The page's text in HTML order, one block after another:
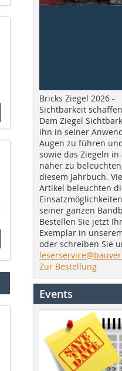
Bricks Ziegel 2026 -
Sichtbarkeit schaffen
Dem Ziegel
ihn in seiner
Augen zu führen
sowie das Ziegeln
näher zu
diesem Jahrbuch.
Artikel beleuchten
seiner ganzen
Bestellen Sie jetzt
Exemplar in
oder schreiben Sie
Zur Bestellung
Events